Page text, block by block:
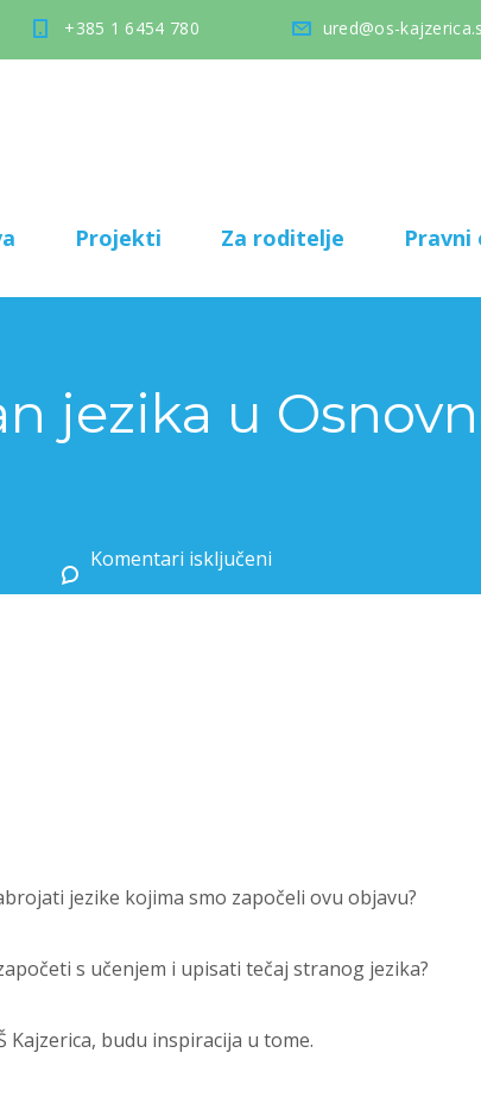
+385 1 6454 780 ured@os-
Projekti Za roditelje Pravni
jezika u
Komentari isključeni
jezike kojima smo započeli ovu objavu?
s učenjem i upisati tečaj stranog jezika?
Kajzerica, budu inspiracija u tome.